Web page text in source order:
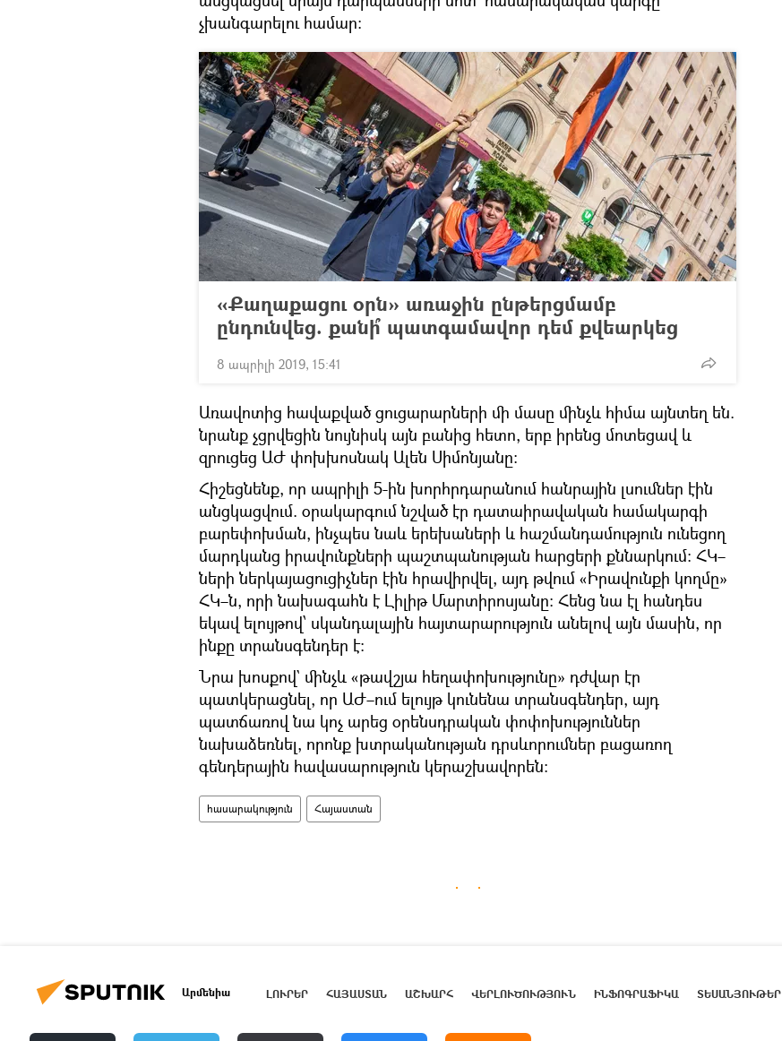
չխանգարելու համար։
«Քաղաքացու օրն» առաջին ընթերցմամբ
ընդունվեց. քանի՞ պատգամավոր դեմ քվեարկեց
8 ապրիլի 2019, 15:41
Առավոտից հավաքված ցուցարարների մի մասը մինչև հիմա այնտեղ են.
նրանք չցրվեցին նույնիսկ այն բանից հետո, երբ իրենց մոտեցավ և
զրուցեց ԱԺ փոխխոսնակ Ալեն Սիմոնյանը։
Հիշեցնենք, որ ապրիլի 5-ին խորհրդարանում հանրային լսումներ էին
անցկացվում. օրակարգում նշված էր դատաիրավական համակարգի
բարեփոխման, ինչպես նաև երեխաների և հաշմանդամություն ունեցող
մարդկանց իրավունքների պաշտպանության հարցերի քննարկում։ ՀԿ–
ների ներկայացուցիչներ էին հրավիրվել, այդ թվում «Իրավունքի կողմը»
ՀԿ–ն, որի նախագահն է Լիլիթ Մարտիրոսյանը։ Հենց նա էլ հանդես
եկավ ելույթով՝ սկանդալային հայտարարություն անելով այն մասին, որ
ինքը տրանսգենդեր է։
Նրա խոսքով` մինչև «թավշյա հեղափոխությունը» դժվար էր
պատկերացնել, որ ԱԺ–ում ելույթ կունենա տրանսգենդեր, այդ
պատճառով նա կոչ արեց օրենսդրական փոփոխություններ
նախաձեռնել, որոնք խտրականության դրսևորումներ բացառող
գենդերային հավասարություն կերաշխավորեն։
հասարակություն Հայաստան
Արմենիա ԼՈՒՐԵՐ ՀԱՅԱՍՏԱՆ ԱՇԽԱՐՀ ՎԵՐԼՈՒԾՈՒԹՅՈՒՆ ԻՆՖՈԳՐԱՖԻԿԱ ՏԵՍԱՆՅՈՒԹԵՐ